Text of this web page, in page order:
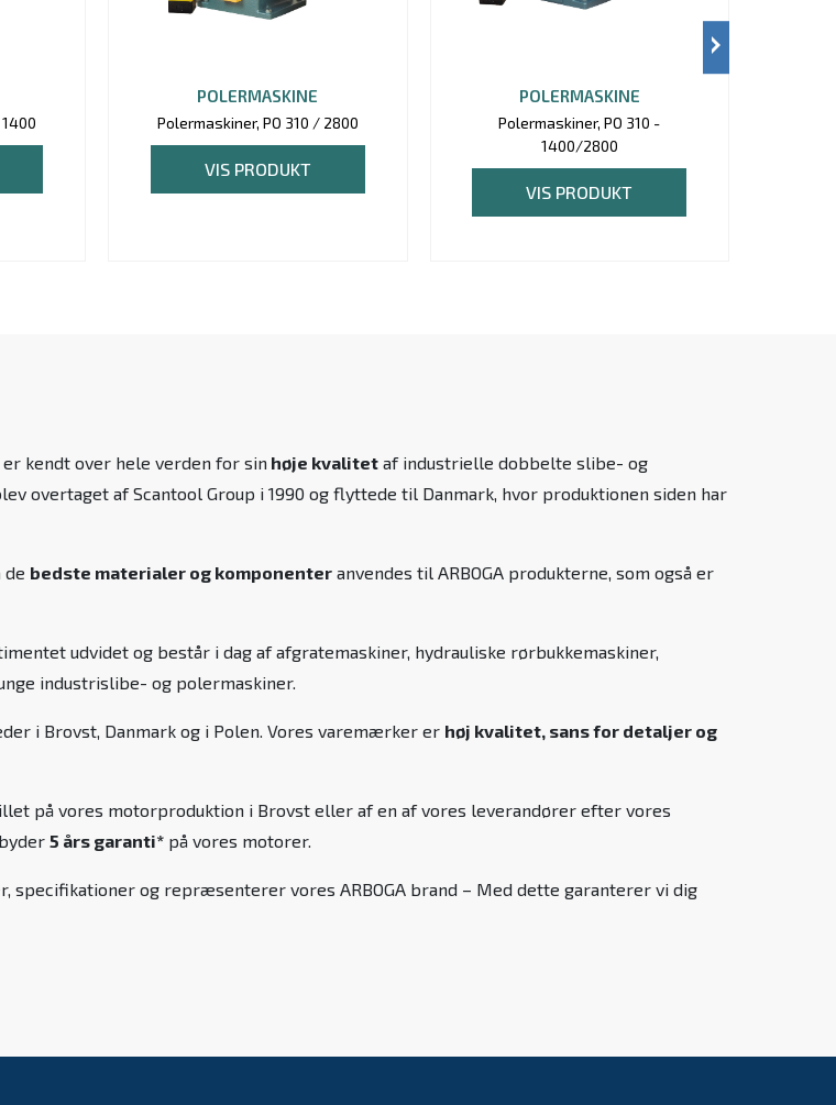
POLERMASKINE
Polermaskiner, PO 310 / 2800
VIS PRODUKT
POLERMASKINE
Polermaskiner, PO 310 -
1400/2800
VIS PRODUKT
er kendt over hele verden for sin høje kvalitet af industrielle dobbelte slibe- og
overtaget af Scantool Group i 1990 og flyttede til Danmark, hvor produktionen siden har
de bedste materialer og komponenter anvendes til ARBOGA produkterne, som også er
udvidet og består i dag af afgratemaskiner, hydrauliske rørbukkemaskiner,
industrislibe- og polermaskiner.
i Brovst, Danmark og i Polen. Vores varemærker er høj kvalitet, sans for detaljer og
på vores motorproduktion i Brovst eller af en af vores leverandører efter vores
5 års garanti* på vores motorer.
og repræsenterer vores ARBOGA brand – Med dette garanterer vi dig